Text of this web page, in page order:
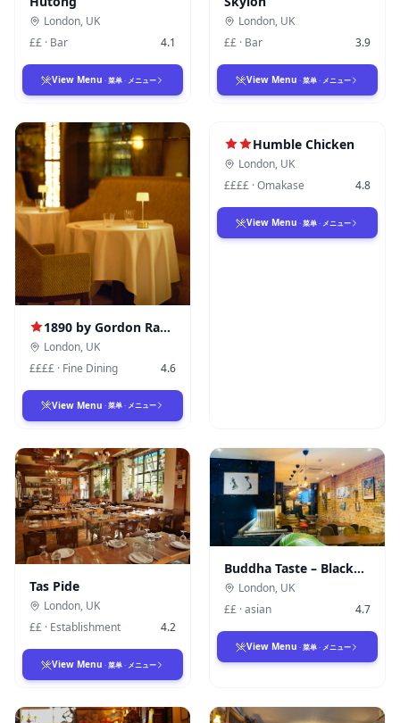
London, UK
££ · Bar 4.1
View Menu · 菜单 · メニュー
London, UK
££ · Bar 3.9
View Menu · 菜单 · メニュー
1890 by Gordon Ramsay
London, UK
££££ · Fine Dining 4.6
View Menu · 菜单 · メニュー
Humble Chicken
London, UK
££££ ·Omakase 4.8
View Menu · 菜单 · メニュー
Tas Pide
London, UK
££ · Establishment 4.2
View Menu · 菜单 · メニュー
Buddha Taste – Blackheath
London, UK
££ ·asian 4.7
View Menu · 菜单 · メニュー